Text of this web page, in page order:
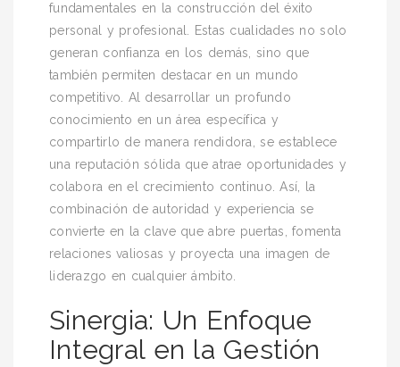
fundamentales en la construcción del éxito
personal y profesional. Estas cualidades no solo
generan confianza en los demás, sino que
también permiten destacar en un mundo
competitivo. Al desarrollar un profundo
conocimiento en un área específica y
compartirlo de manera rendidora, se establece
una reputación sólida que atrae oportunidades y
colabora en el crecimiento continuo. Así, la
combinación de autoridad y experiencia se
convierte en la clave que abre puertas, fomenta
relaciones valiosas y proyecta una imagen de
liderazgo en cualquier ámbito.
Sinergia: Un Enfoque
Integral en la Gestión